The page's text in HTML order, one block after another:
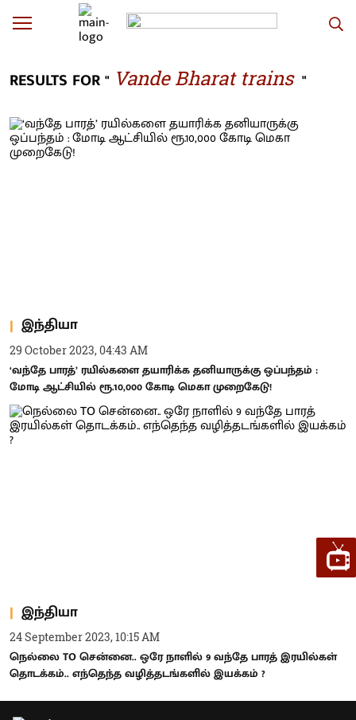
RESULTS FOR " Vande Bharat trains "
இந்தியா
29 October 2023, 04:43 AM
‘வந்தே பாரத்’ ரயில்களை தயாரிக்க தனியாருக்கு ஒப்பந்தம் :
மோடி ஆட்சியில் ரூ.10,000 கோடி மெகா முறைகேடு!
இந்தியா
24 September 2023, 10:15 AM
நெல்லை TO சென்னை.. ஒரே நாளில் 9 வந்தே பாரத் இரயில்கள்
தொடக்கம்.. எந்தெந்த வழித்தடங்களில் இயக்கம் ?